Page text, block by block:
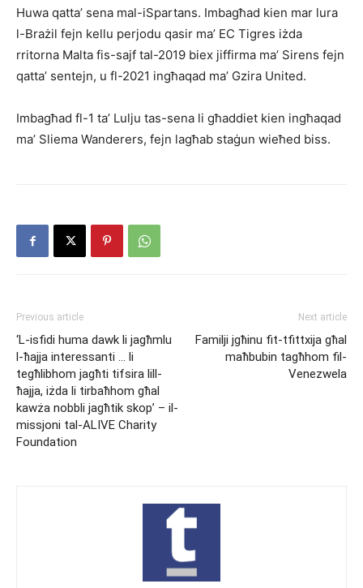
Huwa qatta’ sena mal-iSpartans. Imbagħad kien mar lura
l-Brażil fejn kellu perjodu qasir ma’ EC Tigres iżda
rritorna Malta fis-sajf tal-2019 biex jiffirma ma’ Sirens fejn
qatta’ sentejn, u fl-2021 ingħaqad ma’ Gzira United.
Imbagħad fl-1 ta’ Lulju tas-sena li għaddiet kien ingħaqad
ma’ Sliema Wanderers, fejn lagħab staġun wieħed biss.
Previous article
‘L-isfidi huma dawk li jagħmlu
l-ħajja interessanti … li
tegħlibhom jagħti tifsira lill-
ħajja, iżda li tirbaħhom għal
kawża nobbli jagħtik skop’ – il-
missjoni tal-ALIVE Charity
Foundation
Next article
Familji jgħinu fit-tfittxija għal
maħbubin tagħhom fil-
Venezwela